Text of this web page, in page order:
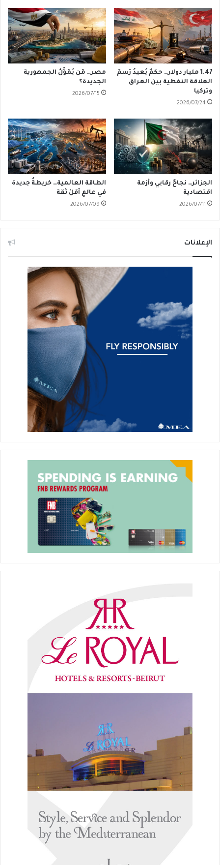
1.47 مليار دولار… حكمٌ يُعيدُ رَسمَ
العلاقة النفطية بين العراق
وتركيا
2026/07/24
مصر… مَن يُمَوِّلُ الجمهورية
الجديدة؟
2026/07/15
الجزائر… نجاحٌ رقابي وأزمة
اقتصادية
2026/07/11
الطاقة العالمية… خريطةٌ جديدة
في عالمٍ أقلّ ثقة
2026/07/09
الإعلانات